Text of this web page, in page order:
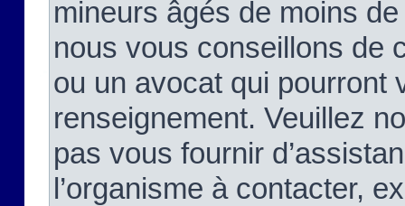
mineurs âgés de moins
nous vous conseillons de
ou un avocat qui pourront
renseignement. Veuillez
pas vous fournir
l’organisme à contacter,